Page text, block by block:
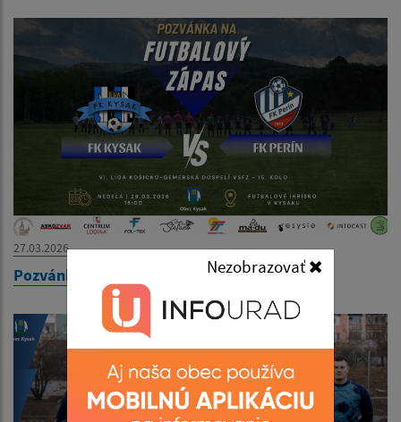
Nezobrazovať
27.03.2026
Pozvánka na futbalový zápas 29.03.2026